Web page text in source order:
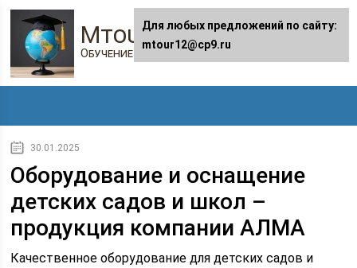
Mtour12.ru
Обучение в онлайне
30.01.2025
Оборудование и оснащение
детских садов и школ –
продукция компании АЛМА
Качественное оборудование для детских садов и
Для любых предложений по сайту:
mtour12@cp9.ru